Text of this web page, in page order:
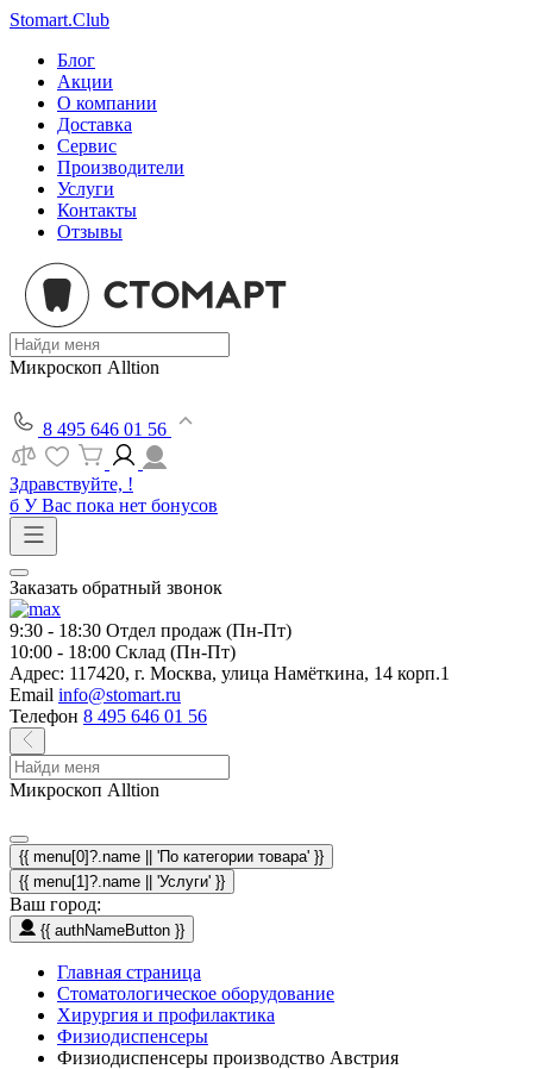
Stomart.Club
Блог
Акции
О компании
Доставка
Сервис
Производители
Услуги
Контакты
Отзывы
Микроскоп Alltion
8 495 646 01 56
Здравствуйте, !
б У Вас пока нет бонусов
Заказать обратный звонок
9:30 - 18:30 Отдел продаж (Пн-Пт)
10:00 - 18:00 Склад (Пн-Пт)
Адрес: 117420, г. Москва, улица Намёткина, 14 корп.1
Email info@stomart.ru
Телефон 8 495 646 01 56
Микроскоп Alltion
{{ menu[0]?.name || 'По категории товара' }}
{{ menu[1]?.name || 'Услуги' }}
Ваш город:
{{ authNameButton }}
Главная страница
Стоматологическое оборудование
Хирургия и профилактика
Физиодиспенсеры
Физиодиспенсеры производство Австрия